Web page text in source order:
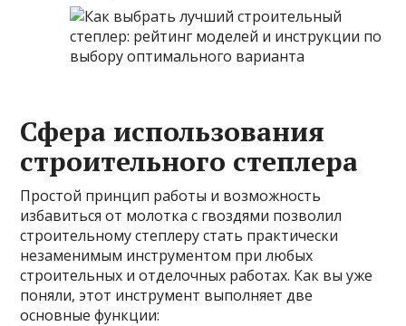
Сфера использования
строительного степлера
Простой принцип работы и возможность
избавиться от молотка с гвоздями позволил
строительному степлеру стать практически
незаменимым инструментом при любых
строительных и отделочных работах. Как вы уже
поняли, этот инструмент выполняет две
основные функции: